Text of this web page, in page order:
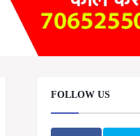
FOLLOW US